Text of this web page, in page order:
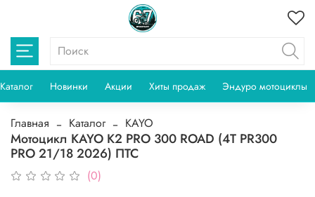
Каталог Новинки Акции Хиты продаж Эндуро мотоциклы
Главная Каталог KAYO
Мотоцикл KAYO K2 PRO 300 ROAD (4T PR300
PRO 21/18 2026) ПТС
(0)